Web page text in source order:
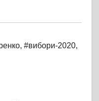
, #вибори-2020,